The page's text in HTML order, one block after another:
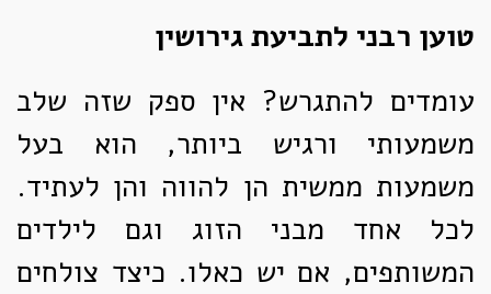
טוען רבני לתביעת גירושין
עומדים להתגרש? אין ספק שזה שלב
משמעותי ורגיש ביותר, הוא בעל
משמעות ממשית הן להווה והן לעתיד.
לכל אחד מבני הזוג וגם לילדים
המשותפים, אם יש כאלו. כיצד צולחים